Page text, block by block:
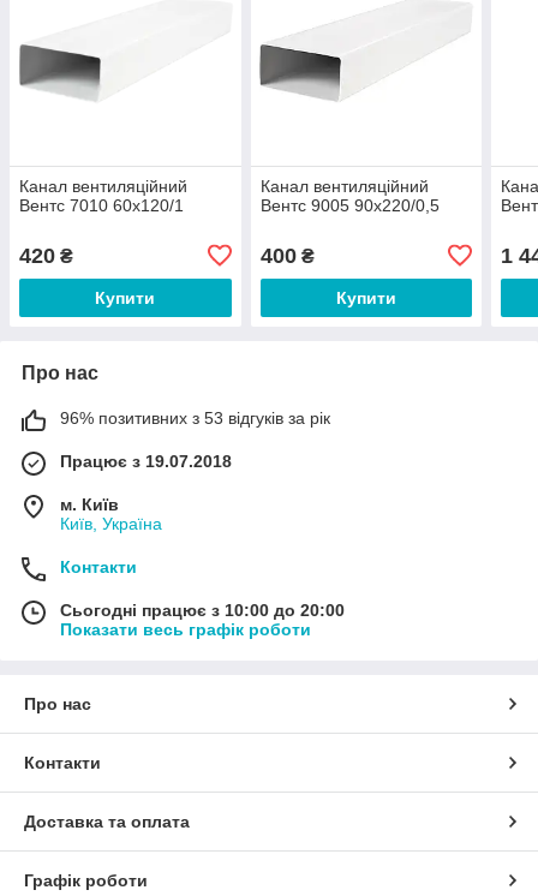
Канал вентиляційний
Вентс 7010 60х120/1
420 ₴
Купити
Канал вентиляційний
Вентс 9005 90х220/0,5
400₴
Купити
1
Про нас
96% позитивних з 53 відгуків за рік
Працює з 19.07.2018
м. Київ
Київ, Україна
Контакти
Сьогодні працює з 10:00 до 20:00
Показати весь графік роботи
Про нас
Контакти
Доставка та оплата
Графік роботи